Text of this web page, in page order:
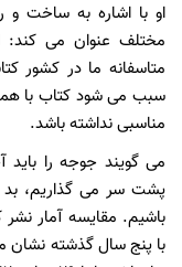
او با اشاره به ساخت و
مختلف عنوان می کند:
متاسفانه ما در کشور
سبب می شود کتاب با
مناسبی نداشته باشد.
می گویند جوجه را باید
پشت سر می گذاریم، بد
باشیم. مقایسه آمار
با پنج سال گذشته نشان